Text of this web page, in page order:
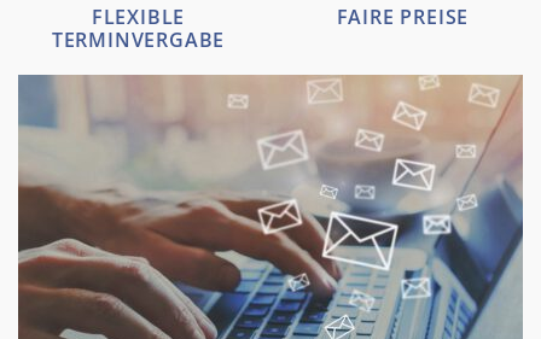
FLEXIBLE
TERMINVERGABE
FAIRE PREISE